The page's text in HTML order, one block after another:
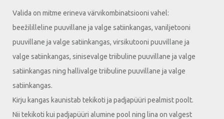
Valida on mitme erineva värvikombinatsiooni vahel:
beežililleline puuvillane ja valge satiinkangas, vaniljetooni
puuvillane ja valge satiinkangas, virsikutooni puuvillane ja
valge satiinkangas, sinisevalge triibuline puuvillane ja valge
satiinkangas ning hallivalge triibuline puuvillane ja valge
satiinkangas.
Kirju kangas kaunistab tekikoti ja padjapüüri pealmist poolt.
Nii tekikoti kui padjapüüri alumine pool ning lina on valgest